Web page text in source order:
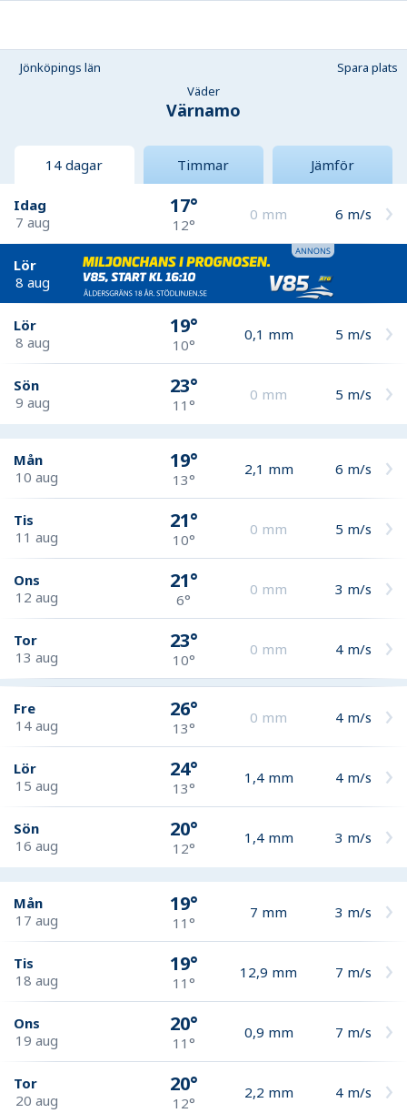
Jönköpings län
Spara plats
Väder
Värnamo
14 dagar Timmar Jämför
Idag
7 aug
17°
12°
0 mm 6 m/s
Lör
8 aug
Lör
8 aug
19°
10°
0,1 mm 5 m/s
Sön
9 aug
23°
11°
0 mm 5 m/s
Mån
10 aug
19°
13°
2,1 mm 6 m/s
Tis
11 aug
21°
10°
0 mm 5 m/s
Ons
12 aug
21°
6°
0 mm 3 m/s
Tor
13 aug
23°
10°
0 mm 4 m/s
Fre
14 aug
26°
13°
0 mm 4 m/s
Lör
15 aug
24°
13°
1,4 mm 4 m/s
Sön
16 aug
20°
12°
1,4 mm 3 m/s
Mån
17 aug
19°
11°
7 mm 3 m/s
Tis
18 aug
19°
11°
12,9 mm 7 m/s
Ons
19 aug
20°
11°
0,9 mm 7 m/s
Tor
20 aug
20°
12°
2,2 mm 4 m/s